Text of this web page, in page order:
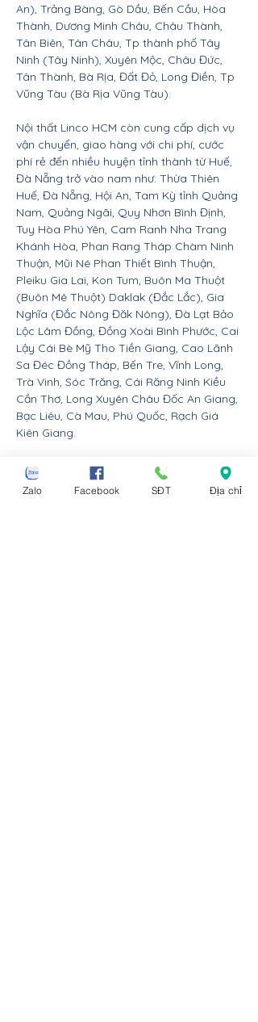
An), Trảng Bàng, Gò Dầu, Bến Cầu, Hòa
Thành, Dương Minh Châu, Châu Thành,
Tân Biên, Tân Châu, Tp thành phố Tây
Ninh (Tây Ninh), Xuyên Mộc, Châu Đức,
Tân Thành, Bà Rịa, Đất Đỏ, Long Điền, Tp
Vũng Tàu (Bà Rịa Vũng Tàu).
Nội thất Linco HCM còn cung cấp dịch vụ
vận chuyển, giao hàng với chi phí, cước
phí rẻ đến nhiều huyện tỉnh thành từ Huế,
Đà Nẵng trở vào nam như: Thừa Thiên
Huế, Đà Nẵng, Hội An, Tam Kỳ tỉnh Quảng
Nam, Quảng Ngãi, Quy Nhơn Bình Định,
Tuy Hòa Phú Yên, Cam Ranh Nha Trang
Khánh Hòa, Phan Rang Tháp Chàm Ninh
Thuận, Mũi Né Phan Thiết Bình Thuận,
Pleiku Gia Lai, Kon Tum, Buôn Ma Thuột
(Buôn Mê Thuột) Daklak (Đắc Lắc), Gia
Nghĩa (Đắc Nông Đăk Nông), Đà Lạt Bảo
Lộc Lâm Đồng, Đồng Xoài Bình Phước, Cai
Lậy Cái Bè Mỹ Tho Tiền Giang, Cao Lãnh
Sa Đéc Đồng Tháp, Bến Tre, Vĩnh Long,
Trà Vinh, Sóc Trăng, Cái Răng Ninh Kiều
Cần Thơ, Long Xuyên Châu Đốc An Giang,
Bạc Liêu, Cà Mau, Phú Quốc, Rạch Giá
Kiên Giang.
Nội thất Linco giao hàng cho các huyện,
thị xã tx, tp thành phố tỉnh thành từ Đà
Nẵng trở ra bắc: Thừa Thiên Huế, Đồng
Zalo Facebook SĐT Địa chỉ